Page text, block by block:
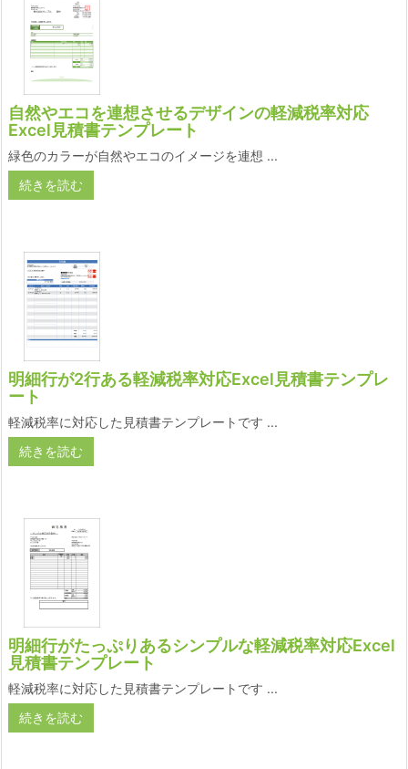
自然やエコを連想させるデザインの軽減税率対応
Excel見積書テンプレート
緑色のカラーが自然やエコのイメージを連想 ...
続きを読む
明細行が2行ある軽減税率対応Excel見積書テンプレ
ート
軽減税率に対応した見積書テンプレートです ...
続きを読む
明細行がたっぷりあるシンプルな軽減税率対応Excel
見積書テンプレート
軽減税率に対応した見積書テンプレートです ...
続きを読む